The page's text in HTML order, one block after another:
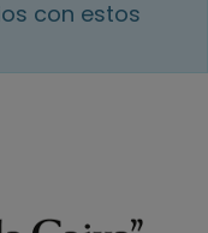
con estos